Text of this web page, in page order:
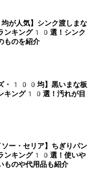
が人気】シンク渡しまな
ンキング10選！シンク
ものを紹介
ズ・100均】黒いまな板
キング10選！汚れが目
ー・セリア】ちぎりパン
ンキング10選！使いや
ものや代用品も紹介